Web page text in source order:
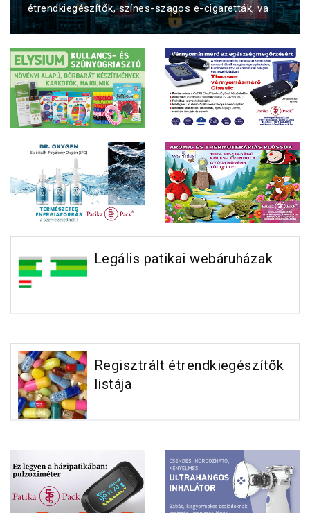
étrendkiegészítők, színes-szagos e-cigaretták, va ...
Legális patikai webáruházak
Regisztrált étrendkiegészítők
listája